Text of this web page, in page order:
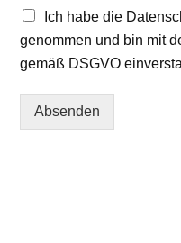
Ich habe die
genommen und bin mit
gemäß DSGVO
Absenden